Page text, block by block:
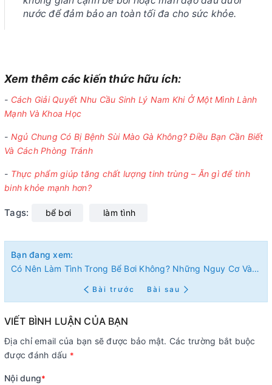
nước để đảm bảo an toàn tối đa cho sức khỏe.
Xem thêm các kiến thức hữu ích:
- Cách Giải Quyết Nhu Cầu Sinh Lý Nam Khi Ở Một Mình Lành
Mạnh Và Khoa Học
- Ngủ Chung Có Bị Bệnh Sùi Mào Gà Không? Điều Bạn Cần Biết
Và Cách Phòng Tránh
- Thực phẩm giúp tăng chất lượng tinh trùng – Ăn gì để tinh
binh khỏe mạnh hơn?
Tags: bể bơi làm tình
Bạn đang xem:
Có Nên Làm Tình Trong Bể Bơi Không? Những Nguy Cơ Và Lưu Ý Cần Biết
Bài trước Bài sau
VIẾT BÌNH LUẬN CỦA BẠN
Địa chỉ email của bạn sẽ được bảo mật. Các trường bắt buộc
được đánh dấu *
Nội dung*